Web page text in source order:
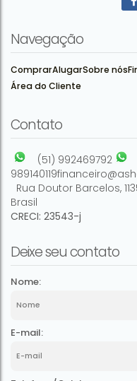
Parque da Matriz -
Cachoeirinha
Navegação
ComprarAlugarSobre nós
Área do Cliente
Contato
(51) 992469792
989140119
Rua Doutor Barcelos,
Brasil
CRECI: 23543-j
Deixe seu contato
Nome:
E-mail: